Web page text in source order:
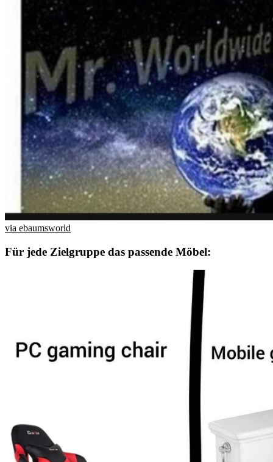
via ebaumsworld
Für jede Zielgruppe das passende Möbel: